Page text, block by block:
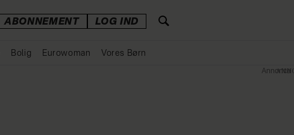
ABONNEMENT LOG IND
Bolig Eurowoman Vores Børn
Annonce